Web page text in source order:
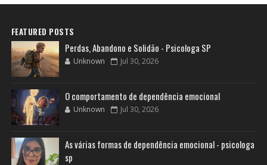
FEATURED POSTS
Perdas, Abandono e Solidão - Psicologa SP
Unknown Jul 30, 2026
O comportamento de dependência emocional
Unknown Jul 30, 2026
As várias formas de dependência emocional - psicologa
sp